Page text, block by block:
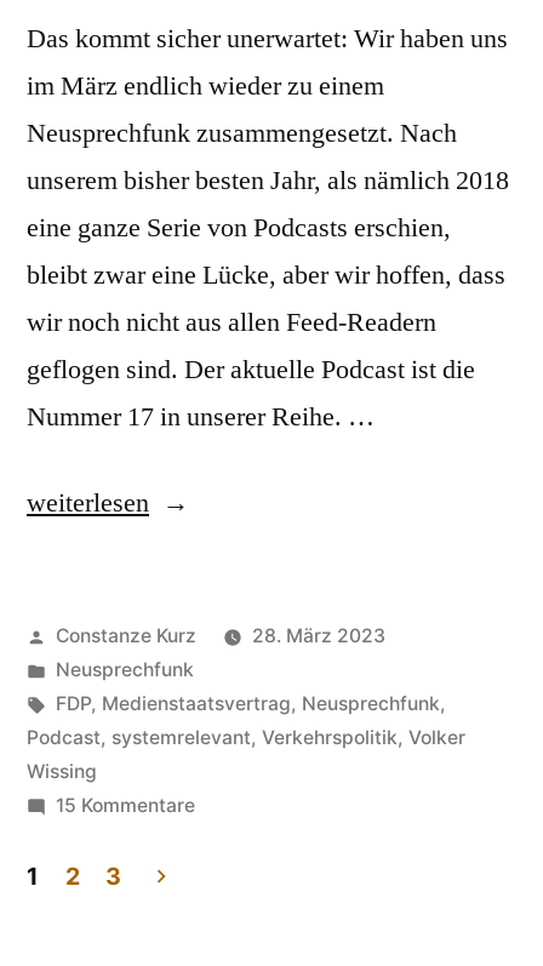
Das kommt sicher unerwartet: Wir haben uns
im März endlich wieder zu einem
Neusprechfunk zusammengesetzt. Nach
unserem bisher besten Jahr, als nämlich 2018
eine ganze Serie von Podcasts erschien,
bleibt zwar eine Lücke, aber wir hoffen, dass
wir noch nicht aus allen Feed-Readern
geflogen sind. Der aktuelle Podcast ist die
Nummer 17 in unserer Reihe. …
„NEUSPRECHFUNK
weiterlesen
Veröffentlicht
von
Constanze Kurz
28. März 2023
Veröffentlicht
in
Neusprechfunk
Schlagwörter:
FDP, Medienstaatsvertrag, Neusprechfunk,
Podcast, systemrelevant, Verkehrspolitik, Volker
Wissing
15 Kommentarezu
1 2 3